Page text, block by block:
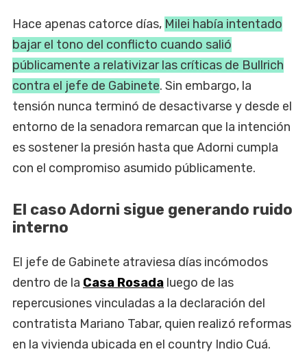
Hace apenas catorce días, Milei había intentado
bajar el tono del conflicto cuando salió
públicamente a relativizar las críticas de Bullrich
contra el jefe de Gabinete. Sin embargo, la
tensión nunca terminó de desactivarse y desde el
entorno de la senadora remarcan que la intención
es sostener la presión hasta que Adorni cumpla
con el compromiso asumido públicamente.
El caso Adorni sigue generando ruido
interno
El jefe de Gabinete atraviesa días incómodos
dentro de la Casa Rosada luego de las
repercusiones vinculadas a la declaración del
contratista Mariano Tabar, quien realizó reformas
en la vivienda ubicada en el country Indio Cuá.